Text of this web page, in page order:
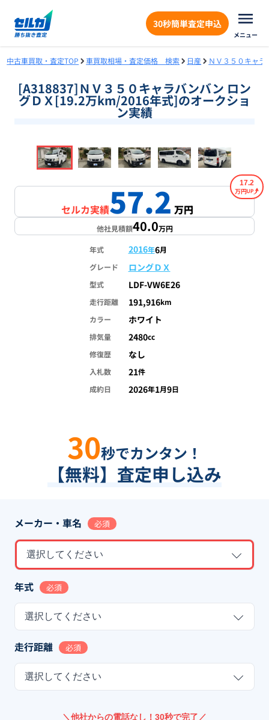
30秒簡単査定申込
メニュー
中古車買取・査定TOP 車買取相場・査定価格 検索 日産 ＮＶ３５０キャ
[A318837]ＮＶ３５０キャラバンバン ロン
グＤＸ[19.2万km/2016年式]のオークショ
ン実績
1/18
セルカ実績57.2万円
17.2
万円
他社見積額40.0万円
年式 2016年6月
グレード
ロングＤＸ
型式 LDF-VW6E26
走行距離 191,916km
カラー
ホワイト
排気量 2480cc
修復歴
なし
入札数 21件
成約日
2026年1月9日
30秒でカンタン！
【無料】査定申し込み
メーカー・車名 必須
選択してください
年式 必須
選択してください
走行距離 必須
選択してください
＼他社からの電話なし！30秒で完了／